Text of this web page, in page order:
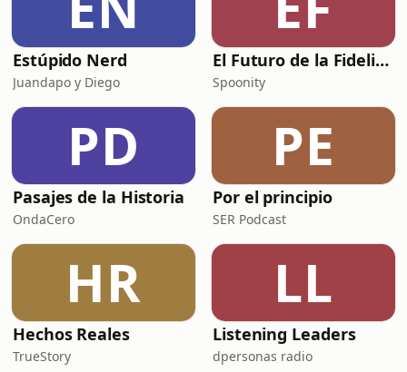
Estúpido Nerd
Juandapo y Diego
El Futuro de la Fidelización
Spoonity
PD
Pasajes de la Historia
OndaCero
PE
Por el principio
SER Podcast
HR
Hechos Reales
TrueStory
LL
Listening Leaders
dpersonas radio